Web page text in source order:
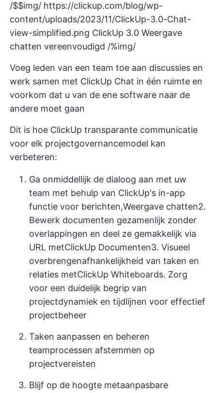
/$$img/ https://clickup.com/blog/wp-
content/uploads/2023/11/ClickUp-3.0-Chat-
view-simplified.png ClickUp 3.0 Weergave
chatten vereenvoudigd /%img/
Voeg leden van een team toe aan discussies en
werk samen met ClickUp Chat in één ruimte en
voorkom dat u van de ene software naar de
andere moet gaan
Dit is hoe ClickUp transparante communicatie
voor elk projectgovernancemodel kan
verbeteren:
Ga onmiddellijk de dialoog aan met uw
team met behulp van ClickUp's in-app
functie voor berichten,Weergave chatten2.
Bewerk documenten gezamenlijk zonder
overlappingen en deel ze gemakkelijk via
URL metClickUp Documenten3. Visueel
overbrengenafhankelijkheid van taken en
relaties metClickUp Whiteboards. Zorg
voor een duidelijk begrip van
projectdynamiek en tijdlijnen voor effectief
projectbeheer
Taken aanpassen en beheren
teamprocessen afstemmen op
projectvereisten
Blijf op de hoogte metaanpasbare